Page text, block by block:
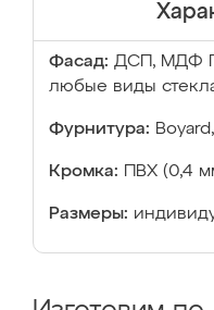
Фасад: ДСП, МДФ
любые виды
Фурнитура:
Кромка: ПВХ (0,4
Размеры: